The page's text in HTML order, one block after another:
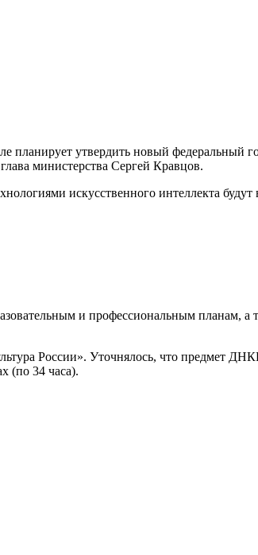
утвердить новый федеральный
министерства Сергей Кравцов.
искусственного интеллекта
и профессиональным планам, а
России». Уточнялось, что предмет
(по 34 часа).